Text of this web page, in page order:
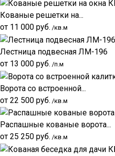
Кованые решетки на...
от 11 000 руб. /кв.м
Лестница подвесная ЛМ-196
от 13 000 руб. /п.м
Ворота со встроенной...
от 22 500 руб. /кв.м
Распашные кованые ворота...
от 25 250 руб. /кв.м